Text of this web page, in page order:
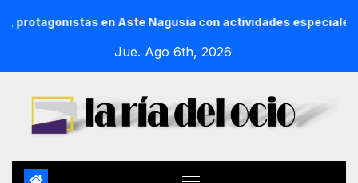
en Aste Nagusia con actividades especiales y un
Jue. Ago 6th, 2026